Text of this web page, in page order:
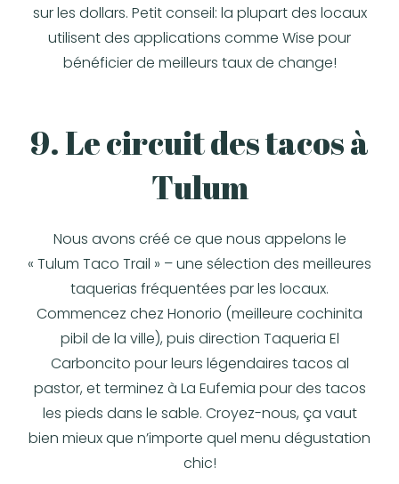
sur les dollars. Petit conseil: la plupart des locaux
utilisent des applications comme Wise pour
bénéficier de meilleurs taux de change!
9. Le circuit des tacos à
Tulum
Nous avons créé ce que nous appelons le
« Tulum Taco Trail » – une sélection des meilleures
taquerias fréquentées par les locaux.
Commencez chez Honorio (meilleure cochinita
pibil de la ville), puis direction Taqueria El
Carboncito pour leurs légendaires tacos al
pastor, et terminez à La Eufemia pour des tacos
les pieds dans le sable. Croyez-nous, ça vaut
bien mieux que n’importe quel menu dégustation
chic!